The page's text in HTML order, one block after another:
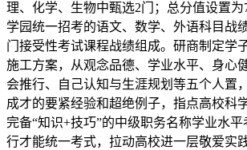
理、化学、生物中甄选2门；总分值设置
学园统一招考的语文、数学、外语科目战
门接受性考试课程战绩组成。研商制定学
施工方案，从观念品德、学业水平、身心
会推行、自己认知与生涯规划等五个人置
成才的要紧经验和超绝例子，指点高校科
完备“知识+技巧”的中级职务名称学业水
行才能统一考式，拉动高校进一层敬爱实